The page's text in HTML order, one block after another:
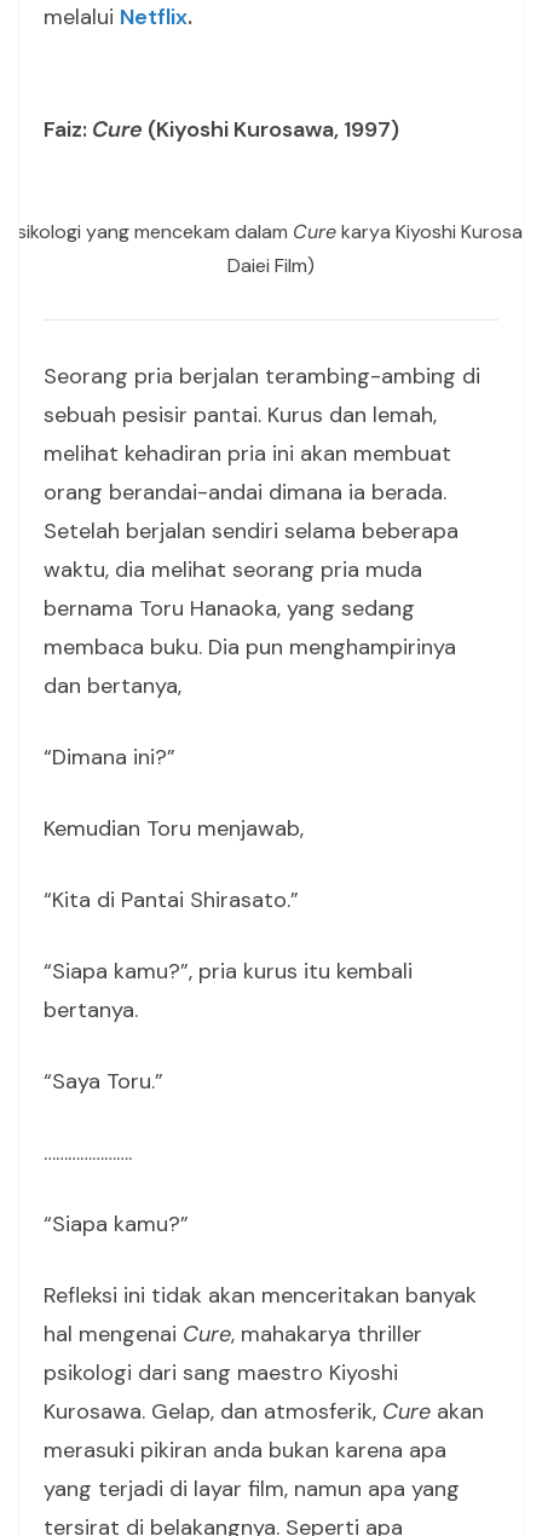
melalui Netflix.
Faiz: Cure (Kiyoshi Kurosawa, 1997)
yang mencekam dalam Curekarya Kiyoshi
Daiei Film)
Seorang pria berjalan terambing-ambing di
sebuah pesisir pantai. Kurus dan lemah,
melihat kehadiran pria ini akan membuat
orang berandai-andai dimana ia berada.
Setelah berjalan sendiri selama beberapa
waktu, dia melihat seorang pria muda
bernama Toru Hanaoka, yang sedang
membaca buku. Dia pun menghampirinya
dan bertanya,
“Dimana ini?”
Kemudian Toru menjawab,
“Kita di Pantai Shirasato.”
“Siapa kamu?”, pria kurus itu kembali
bertanya.
“Saya Toru.”
………………….
“Siapa kamu?”
Refleksi ini tidak akan menceritakan banyak
hal mengenai Cure, mahakarya thriller
psikologi dari sang maestro Kiyoshi
Kurosawa. Gelap, dan atmosferik, Cure akan
merasuki pikiran anda bukan karena apa
yang terjadi di layar film, namun apa yang
tersirat di belakangnya. Seperti apa